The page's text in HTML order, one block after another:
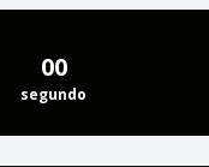
00
segundo